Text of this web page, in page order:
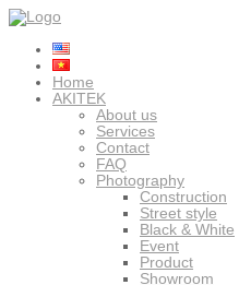
Home
AKITEK
About us
Services
Contact
FAQ
Photography
Construction
Street style
Black & White
Event
Product
Showroom